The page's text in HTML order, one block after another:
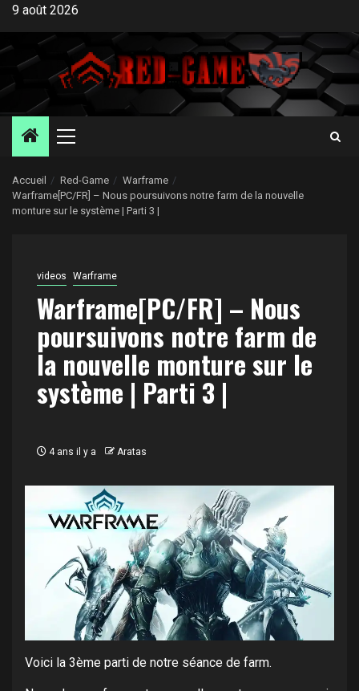
Aller
contenu
9 août 2026
Menu
Accueil Red-Game
Warframe
Warframe[PC/FR] – Nous poursuivons notre farm de la nouvelle
monture sur le système | Parti 3 |
videos Warframe
Warframe[PC/FR] – Nous
poursuivons notre farm de
la nouvelle monture sur le
système | Parti 3 |
4 ans il y a Aratas
Voici la 3ème parti de notre séance de farm.